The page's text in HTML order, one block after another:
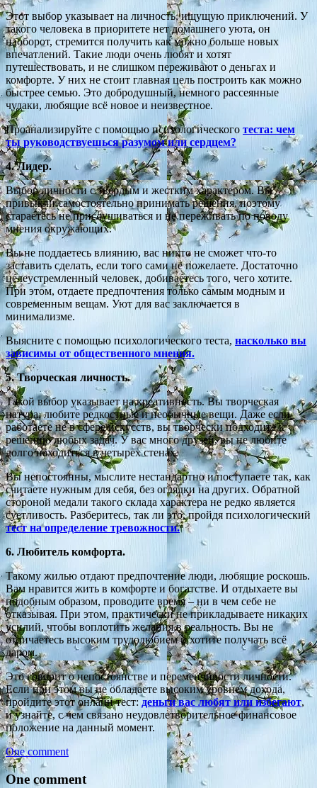
Этот выбор указывает на личность, ищущую приключений. У
такого человека в приоритете нет домашнего уюта, он
наоборот, стремится получить как можно больше новых
впечатлений. Такие люди очень любят и хотят
путешествовать, и не слишком переживают о деньгах и
комфорте. У них не стоит главная цель построить как можно
быстрее семью. Это добродушный, немного рассеянные
чудаки, любящие всё новое и неизвестное.
Проанализируйте с помощью психологического теста: чем
ты руководствуешься разумом или сердцем?
4. Лидер.
Выбор личности с твердым и жестким характером. Вы
привыкли самостоятельно принимать решения, поэтому
стараетесь не прислушиваться и не переживать по поводу
мнения окружающих.
Вы не поддаетесь влиянию, вас никто не сможет что-то
заставить сделать, если того сами не пожелаете. Достаточно
целеустремленный человек, добиваетесь того, чего хотите.
При этом, отдаете предпочтения только самым модным и
современным вещам. Уют для вас заключается в
минимализме.
Выясните с помощью психологического теста, насколько вы
зависимы от общественного мнения.
5. Творческая личность.
Такой выбор указывает на креативность. Вы творческая
натура, любите редкостные и необычные вещи. Даже если
работаете не в сфере искусств, вы творчески подходите к
решению любых задач. У вас много друзей, вы не любите
долго находиться в четырех стенах.
Вы непостоянны, мыслите нестандартно и поступаете так, как
считаете нужным для себя, без оглядки на других. Обратной
стороной медали такого склада характера не редко является
суетливость. Разберитесь, так ли это, пройдя психологический
тест наопределение тревожности.
6. Любитель комфорта.
Такому жилью отдают предпочтение люди, любящие роскошь.
Вам нравится жить в комфорте и богатстве. И отдыхаете вы
подобным образом, проводите время – ни в чем себе не
отказывая. При этом, практически не прикладываете никаких
усилий, чтобы воплотить желания в реальность. Вы не
отличаетесь высоким трудолюбием и хотите получать всё
даром.
Это говорит о непостоянстве и переменчивости личности.
Если при этом вы не обладаете высоким уровнем дохода,
пройдите этот онлайн тест: деньги вас любят или избегают,
и узнайте, с чем связано неудовлетворительное финансовое
положение на данный момент.
One comment
One comment